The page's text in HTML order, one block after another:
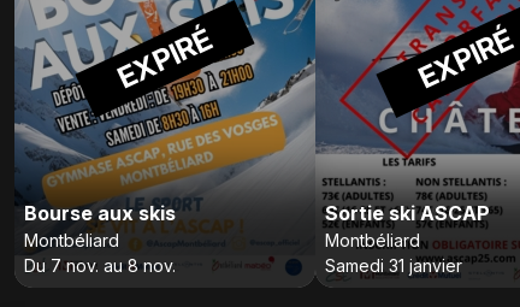
EXPIRÉ
Bourse aux skis
Montbéliard
Du 7 nov. au 8 nov.
EXPIRÉ
Sortie ski ASCAP
Montbéliard
Samedi 31 janvier